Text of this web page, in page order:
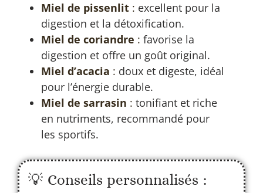
Miel de pissenlit : excellent pour la
digestion et la détoxification.
Miel de coriandre : favorise la
digestion et offre un goût original.
Miel d’acacia : doux et digeste, idéal
pour l’énergie durable.
Miel de sarrasin : tonifiant et riche
en nutriments, recommandé pour
les sportifs.
💡 Conseils personnalisés :